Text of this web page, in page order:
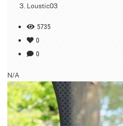
Loustic03
5735
0
0
N/A